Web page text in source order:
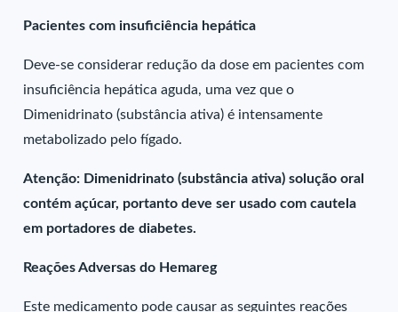
Pacientes com insuficiência hepática
Deve-se considerar redução da dose em pacientes com
insuficiência hepática aguda, uma vez que o
Dimenidrinato (substância ativa) é intensamente
metabolizado pelo fígado.
Atenção: Dimenidrinato (substância ativa) solução oral
contém açúcar, portanto deve ser usado com cautela
em portadores de diabetes.
Reações Adversas do Hemareg
Este medicamento pode causar as seguintes reações